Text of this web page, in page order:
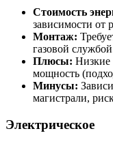
Стоимость
зависимости от
Монтаж:
газовой
Плюсы: Низкие
мощность
Минусы:
магистрали,
Электрическое